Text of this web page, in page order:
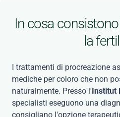
In cosa
la
I trattamenti di procreazione
mediche per coloro che non
naturalmente. Presso l'Institut
specialisti eseguono una
consigliano l'opzione